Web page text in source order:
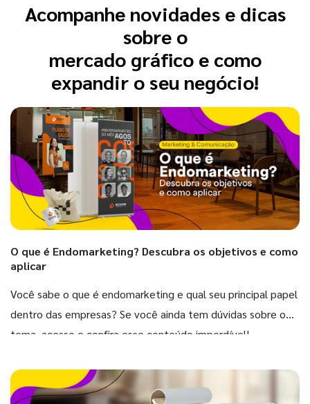
Acompanhe novidades e dicas
sobre o
mercado gráfico e como
expandir o seu negócio!
O que é Endomarketing? Descubra os objetivos e como
aplicar
Você sabe o que é endomarketing e qual seu principal papel
dentro das empresas? Se você ainda tem dúvidas sobre o
tema, acesse e confira esse conteúdo imperdível!